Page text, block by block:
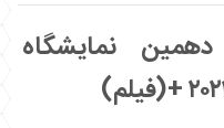
نمایشگاه